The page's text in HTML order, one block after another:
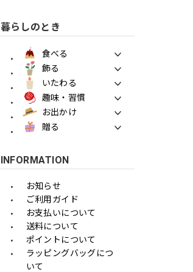
暮らしのとき
食べる
飾る
いたわる
趣味・習慣
お出かけ
贈る
INFORMATION
お知らせ
ご利用ガイド
お支払いについて
送料について
ポイントについて
ラッピングバッグにつ
いて